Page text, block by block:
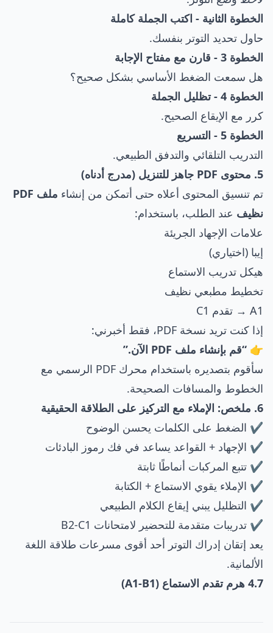
الخطوة الثانية - اكتب الجملة كاملة
حاول تحديد التوتر بنفسك.
الخطوة 3 - قارن مع مفتاح الإجابة
هل سمعت الضغط الأساسي بشكل صحيح؟
الخطوة 4 - تظليل الجملة
كرر مع الإيقاع الصحيح.
الخطوة 5 - التسريع
التدريب التلقائي والتدفق الطبيعي.
5. محتوى PDF جاهز للتنزيل (مدرج أدناه)
تم تنسيق المحتوى أعلاه حتى أتمكن من إنشاء
ملف PDF
نظيف عند الطلب، باستخدام:
علامات الإجهاد الجريئة
إيبا (اختياري)
هيكل تدريب الاستماع
تخطيط مطبعي نظيف
A1 → تقدم C1
إذا كنت تريد نسخة PDF، فقط أخبرني:
👉 “قم بإنشاء ملف PDF الآن.”
سأقوم بتصديره باستخدام محرك PDF الرسمي مع
الخطوط والمسافات الصحيحة.
6. ملخص: الإملاء مع التركيز على الطلاقة الحقيقية
✔ الضغط على الكلمات يحسن الوضوح
✔ الإجهاد + القواعد يساعد في فك رموز البادئات
✔ تتبع المركبات أنماطًا ثابتة
✔ الإملاء يقوي الاستماع + الكتابة
✔ التظليل يبني إيقاع الكلام الطبيعي
✔ تدريبات متقدمة للتحضير لامتحانات B2-C1
يعد إتقان إدراك التوتر أحد أقوى مسرعات طلاقة اللغة
الألمانية.
4.7 هرم تقدم الاستماع (A1-B1)